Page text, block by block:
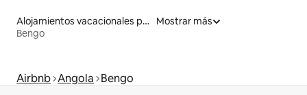
Alojamientos vacacionales para familias
Bengo
Mostrar más
Airbnb Angola Bengo